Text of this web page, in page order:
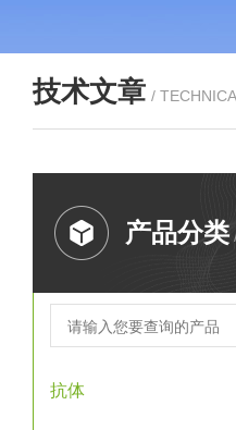
技术文章 /
产品分类
抗体